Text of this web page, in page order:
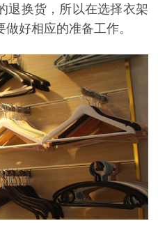
退换货，所以在选择衣架
好相应的准备工作。